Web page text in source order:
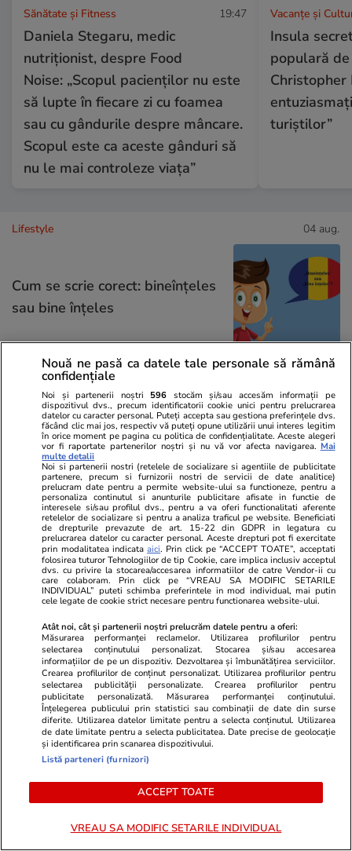
Sănătate și Fitness 19:47
Daniela Stegaru, medic
nutriționist, despre Food
Noise: „Scopul pacienților nu este
să lupte în fiecare zi cu foamea
sau cu gândurile despre mâncare.
Scopul este ca aceste gânduri să
nu le mai controleze viața”
Vacanțe și
Insula
populară
Christopher
turiștilor”
Lifestyle 04 aug.
Cum se scrie corect: bineînțeles
sau bine înțeles
Bani și Afaceri 03 aug.
Cine poate retrage banii din
contul unei persoane decedate
Lifestyle 03 aug.
Ce este pământul de diatomee
și cum se utilizează
Lifestyle 06 aug.
30 de expresii în turcă esențiale
pentru vacanță: de la bazar la
plajă
Nouă ne pasă ca datele tale personale să rămână
confidențiale
Noi și partenerii noștri 596 stocăm și/sau accesăm informații pe
dispozitivul dvs., precum identificatorii cookie unici pentru prelucrarea
datelor cu caracter personal. Puteți accepta sau gestiona preferințele dvs.
făcând clic mai jos, respectiv vă puteți opune utilizării unui interes legitim
în orice moment pe pagina cu politica de confidențialitate. Aceste alegeri
vor fi raportate partenerilor noștri și nu vă vor afecta navigarea. Mai
multe detalii
Noi si partenerii nostri (retelele de socializare si agentiile de publicitate
partenere, precum si furnizorii nostri de servicii de date analitice)
prelucram date pentru a permite website-ului sa functioneze, pentru a
personaliza continutul si anunturile publicitare afisate in functie de
interesele si/sau profilul dvs., pentru a va oferi functionalitati aferente
retelelor de socializare si pentru a analiza traficul pe website. Beneficiati
de drepturile prevazute de art. 15-22 din GDPR in legatura cu
prelucrarea datelor cu caracter personal. Aceste drepturi pot fi exercitate
prin modalitatea indicataaici. Prin click pe “ACCEPT TOATE”, acceptati
folosirea tuturor Tehnologiilor de tip Cookie, care implica inclusiv acceptul
dvs. cu privire la stocarea/accesarea informatiilor de catre Vendor-ii cu
care colaboram. Prin click pe “VREAU SA MODIFIC SETARILE
INDIVIDUAL” puteti schimba preferintele in mod individual, mai putin
cele legate de cookie strict necesare pentru functionarea website-ului.
Atât noi, cât și partenerii noștri prelucrăm datele pentru a oferi:
Măsurarea performanței reclamelor. Utilizarea profilurilor pentru
selectarea conținutului personalizat. Stocarea și/sau accesarea
informațiilor de pe un dispozitiv. Dezvoltarea și îmbunătățirea serviciilor.
Crearea profilurilor de conținut personalizat. Utilizarea profilurilor pentru
selectarea publicității personalizate. Crearea profilurilor pentru
publicitate personalizată. Măsurarea performanței conținutului.
Înțelegerea publicului prin statistici sau combinații de date din surse
diferite. Utilizarea datelor limitate pentru a selecta conținutul. Utilizarea
de date limitate pentru a selecta publicitatea. Date precise de geolocație
și identificarea prin scanarea dispozitivului.
Listă parteneri (furnizori)
ACCEPT TOATE
VREAU SA MODIFIC SETARILE INDIVIDUAL